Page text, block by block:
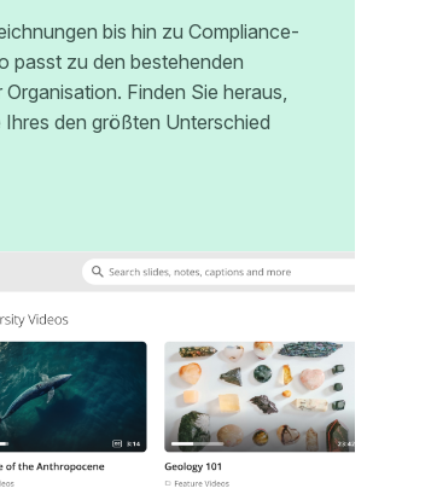
bis hin zu Compliance-
passt zu den bestehenden
Finden Sie heraus,
den größten Unterschied